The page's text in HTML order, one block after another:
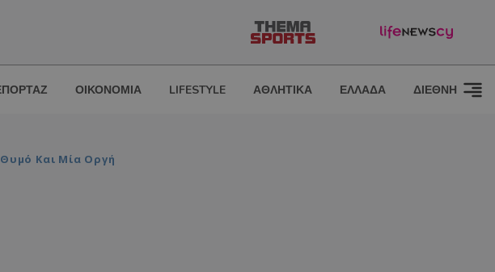
ΟΙΚΟΝΟΜΙΑ LIFESTYLE ΑΘΛΗΤΙΚΑ ΕΛΛΑΔΑ ΔΙΕΘΝΗ
Και Μία Οργή